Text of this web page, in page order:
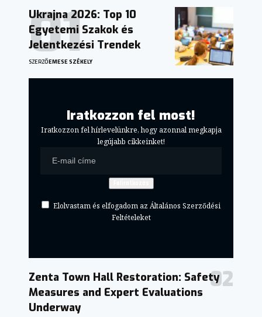
Ukrajna 2026: Top 10
Egyetemi Szakok és
Jelentkezési Trendek
SZERZŐEMESE SZÉKELY
Iratkozzon fel most!
Iratkozzon fel hírlevelünkre, hogy azonnal megkapja
legújabb cikkeinket!
Elolvastam és elfogadom az Általános Szerződési
Feltételeket
Zenta Town Hall Restoration: Safety
Measures and Expert Evaluations
Underway